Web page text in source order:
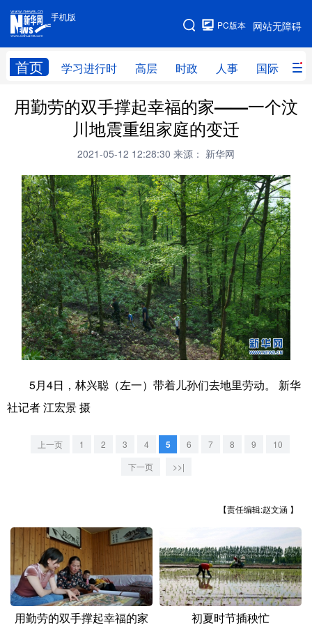
手机版
网站无障碍
PC版本
首页 学习进行时 高层 时政 人事 国际 财
手机版
网站地图
学习进行时 高层 时政 人事
财经 网评
全球连线
科技 科创 量子 体育
文化 书画 健康 军事
访谈 视频 图片 政务
法律 中央文件 金融 汽车
食品 人居 信息化 数字经济
学术中国 乡村振兴 银龄 溯源中国
北京 天津
辽宁 吉林 上海 江苏
浙江 安徽 福建 江西
用勤劳的双手撑起幸福的家——一个汶
川地震重组家庭的变迁
2021-05-12 12:28:30 来源： 新华网
5月4日，林兴聪（左一）带着儿孙们去地里劳动。 新华
社记者 江宏景 摄
上一页 1 2 3 4 5 6 7 8 9
10
下一页
>>|
【责任编辑:赵文涵 】
用勤劳的双手撑起幸福的家 初夏时节插秧忙